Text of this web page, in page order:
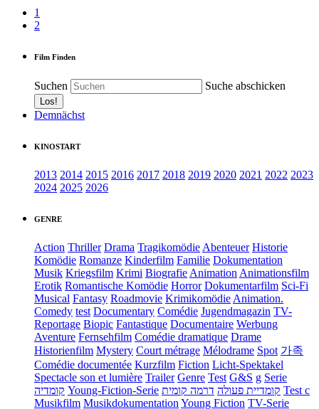
1
2
Film Finden
Suchen Suche abschicken
Demnächst
KINOSTART
2013 2014 2015 2016 2017 2018 2019 2020 2021 2022 2023
2024 2025 2026
GENRE
Action Thriller Drama Tragikomödie Abenteuer Historie
Komödie Romanze Kinderfilm Familie Dokumentation
Musik Kriegsfilm Krimi Biografie Animation Animationsfilm
Erotik Romantische Komödie Horror Dokumentarfilm Sci-Fi
Musical Fantasy Roadmovie Krimikomödie Animation.
Comedy test Documentary Comédie Jugendmagazin TV-
Reportage Biopic Fantastique Documentaire Werbung
Aventure Fernsehfilm Comédie dramatique Drame
Historienfilm Mystery Court métrage Mélodrame Spot 가족
Comédie documentée Kurzfilm Fiction Licht-Spektakel
Spectacle son et lumière Trailer Genre Test G&S g Serie
קומדיה Young-Fiction-Serie קומדיית פעולה דרמה קומית
Test c
Musikfilm Musikdokumentation Young Fiction TV-Serie